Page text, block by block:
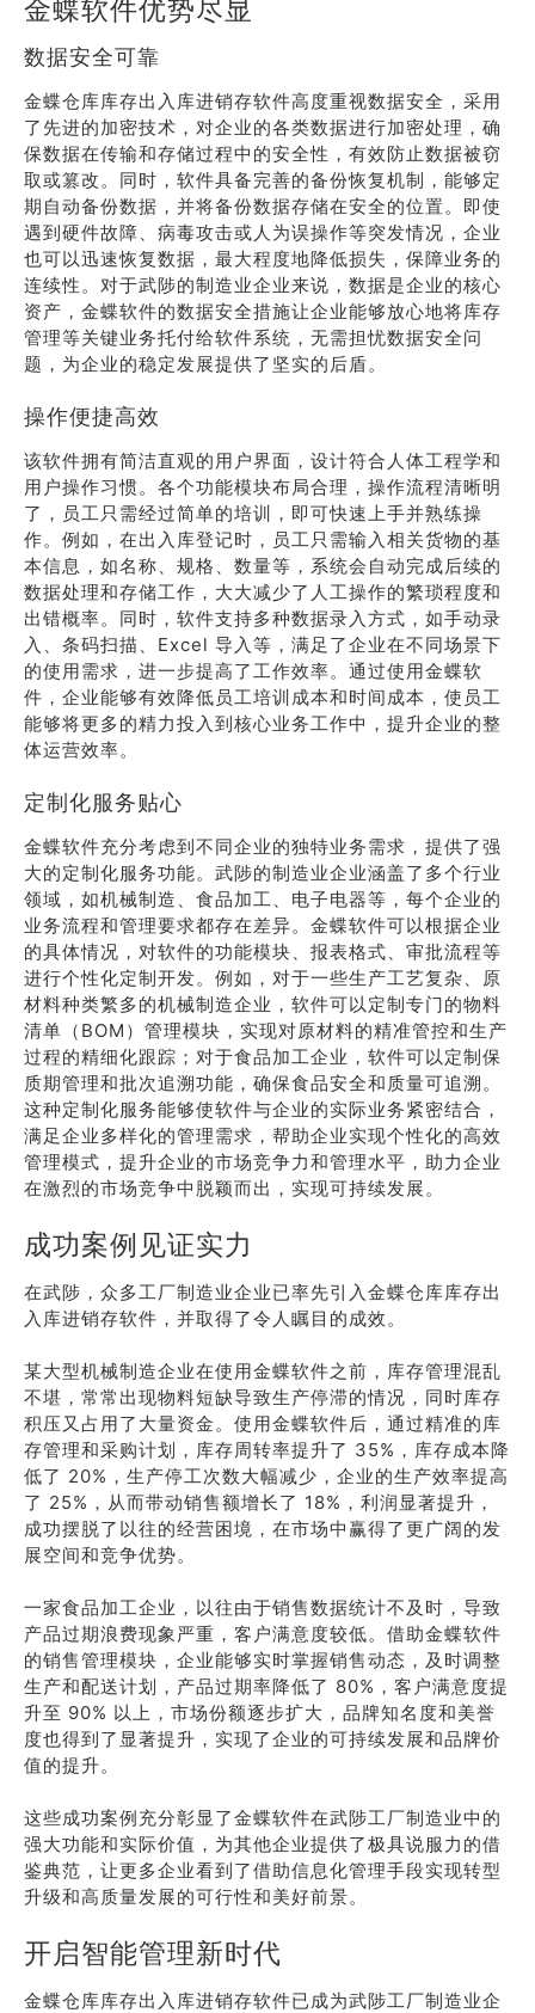
金蝶软件优势尽显
数据安全可靠
金蝶仓库库存出入库进销存软件高度重视数据安全，采用
了先进的加密技术，对企业的各类数据进行加密处理，确
保数据在传输和存储过程中的安全性，有效防止数据被窃
取或篡改。同时，软件具备完善的备份恢复机制，能够定
期自动备份数据，并将备份数据存储在安全的位置。即使
遇到硬件故障、病毒攻击或人为误操作等突发情况，企业
也可以迅速恢复数据，最大程度地降低损失，保障业务的
连续性。对于武陟的制造业企业来说，数据是企业的核心
资产，金蝶软件的数据安全措施让企业能够放心地将库存
管理等关键业务托付给软件系统，无需担忧数据安全问
题，为企业的稳定发展提供了坚实的后盾。
操作便捷高效
该软件拥有简洁直观的用户界面，设计符合人体工程学和
用户操作习惯。各个功能模块布局合理，操作流程清晰明
了，员工只需经过简单的培训，即可快速上手并熟练操
作。例如，在出入库登记时，员工只需输入相关货物的基
本信息，如名称、规格、数量等，系统会自动完成后续的
数据处理和存储工作，大大减少了人工操作的繁琐程度和
出错概率。同时，软件支持多种数据录入方式，如手动录
入、条码扫描、Excel 导入等，满足了企业在不同场景下
的使用需求，进一步提高了工作效率。通过使用金蝶软
件，企业能够有效降低员工培训成本和时间成本，使员工
能够将更多的精力投入到核心业务工作中，提升企业的整
体运营效率。
定制化服务贴心
金蝶软件充分考虑到不同企业的独特业务需求，提供了强
大的定制化服务功能。武陟的制造业企业涵盖了多个行业
领域，如机械制造、食品加工、电子电器等，每个企业的
业务流程和管理要求都存在差异。金蝶软件可以根据企业
的具体情况，对软件的功能模块、报表格式、审批流程等
进行个性化定制开发。例如，对于一些生产工艺复杂、原
材料种类繁多的机械制造企业，软件可以定制专门的物料
清单（BOM）管理模块，实现对原材料的精准管控和生产
过程的精细化跟踪；对于食品加工企业，软件可以定制保
质期管理和批次追溯功能，确保食品安全和质量可追溯。
这种定制化服务能够使软件与企业的实际业务紧密结合，
满足企业多样化的管理需求，帮助企业实现个性化的高效
管理模式，提升企业的市场竞争力和管理水平，助力企业
在激烈的市场竞争中脱颖而出，实现可持续发展。
成功案例见证实力
在武陟，众多工厂制造业企业已率先引入金蝶仓库库存出
入库进销存软件，并取得了令人瞩目的成效。
某大型机械制造企业在使用金蝶软件之前，库存管理混乱
不堪，常常出现物料短缺导致生产停滞的情况，同时库存
积压又占用了大量资金。使用金蝶软件后，通过精准的库
存管理和采购计划，库存周转率提升了 35%，库存成本降
低了 20%，生产停工次数大幅减少，企业的生产效率提高
了 25%，从而带动销售额增长了 18%，利润显著提升，
成功摆脱了以往的经营困境，在市场中赢得了更广阔的发
展空间和竞争优势。
一家食品加工企业，以往由于销售数据统计不及时，导致
产品过期浪费现象严重，客户满意度较低。借助金蝶软件
的销售管理模块，企业能够实时掌握销售动态，及时调整
生产和配送计划，产品过期率降低了 80%，客户满意度提
升至 90% 以上，市场份额逐步扩大，品牌知名度和美誉
度也得到了显著提升，实现了企业的可持续发展和品牌价
值的提升。
这些成功案例充分彰显了金蝶软件在武陟工厂制造业中的
强大功能和实际价值，为其他企业提供了极具说服力的借
鉴典范，让更多企业看到了借助信息化管理手段实现转型
升级和高质量发展的可行性和美好前景。
开启智能管理新时代
金蝶仓库库存出入库进销存软件已成为武陟工厂制造业企